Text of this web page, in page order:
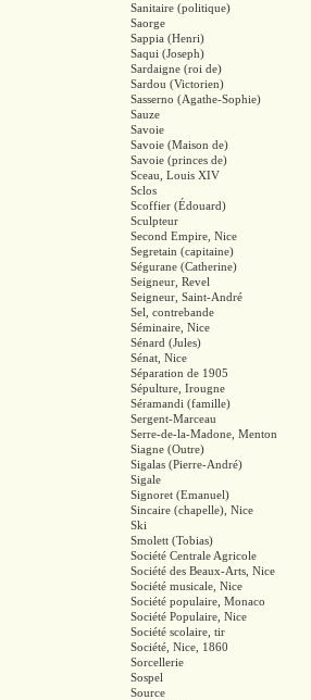
Sanitaire (politique)
Saorge
Sappia (Henri)
Saqui (Joseph)
Sardaigne (roi de)
Sardou (Victorien)
Sasserno (Agathe-Sophie)
Sauze
Savoie
Savoie (Maison de)
Savoie (princes de)
Sceau, Louis XIV
Sclos
Scoffier (Édouard)
Sculpteur
Second Empire, Nice
Segretain (capitaine)
Ségurane (Catherine)
Seigneur, Revel
Seigneur, Saint-André
Sel, contrebande
Séminaire, Nice
Sénard (Jules)
Sénat, Nice
Séparation de 1905
Sépulture, Irougne
Séramandi (famille)
Sergent-Marceau
Serre-de-la-Madone, Menton
Siagne (Outre)
Sigalas (Pierre-André)
Sigale
Signoret (Emanuel)
Sincaire (chapelle), Nice
Ski
Smolett (Tobias)
Société Centrale Agricole
Société des Beaux-Arts, Nice
Société musicale, Nice
Société populaire, Monaco
Société Populaire, Nice
Société scolaire, tir
Société, Nice, 1860
Sorcellerie
Sospel
Source